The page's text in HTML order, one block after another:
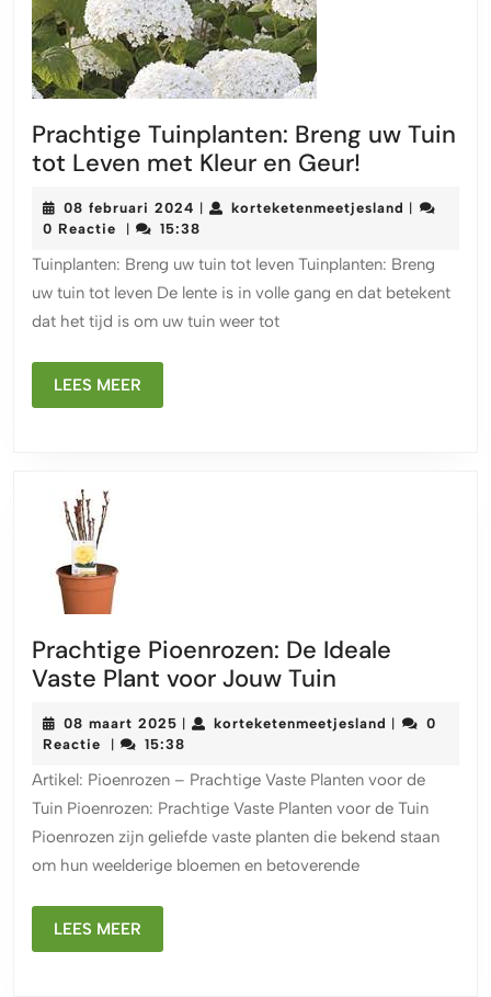
Prachtige Tuinplanten: Breng uw Tuin
tot Leven met Kleur en Geur!
Breng
Tuin
tot
08 februari 2024 08
februari
| korteketenmeetjesland |
0 Reactie | 15:38
Tuinplanten: Breng uw tuin tot leven Tuinplanten: Breng
uw tuin tot leven De lente is in volle gang en dat betekent
dat het tijd is om uw tuin weer tot
LEES MEER
MEER
Prachtige Pioenrozen: De Ideale
Vaste Plant voor Jouw Tuin
De
Vaste
Plant
voor
Jouw
08 maart 2025 08
maart
| korteketenmeetjesland |
0
Reactie
| 15:38
Artikel: Pioenrozen – Prachtige Vaste Planten voor de
Tuin Pioenrozen: Prachtige Vaste Planten voor de Tuin
Pioenrozen zijn geliefde vaste planten die bekend staan
om hun weelderige bloemen en betoverende
LEES MEER
MEER